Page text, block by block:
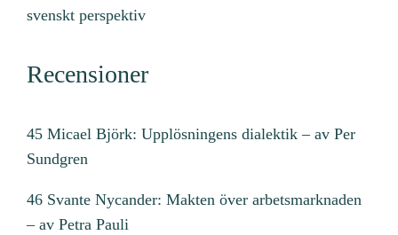
svenskt perspektiv
Recensioner
45 Micael Björk: Upplösningens dialektik – av Per
Sundgren
46 Svante Nycander: Makten över arbetsmarknaden
– av Petra Pauli